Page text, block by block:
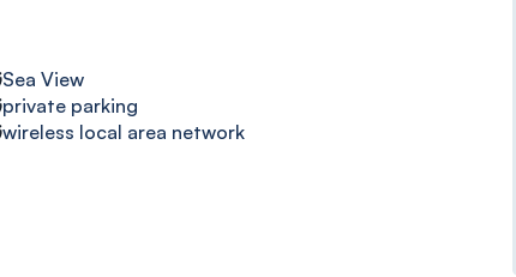
Sea View
private parking
wireless local area network